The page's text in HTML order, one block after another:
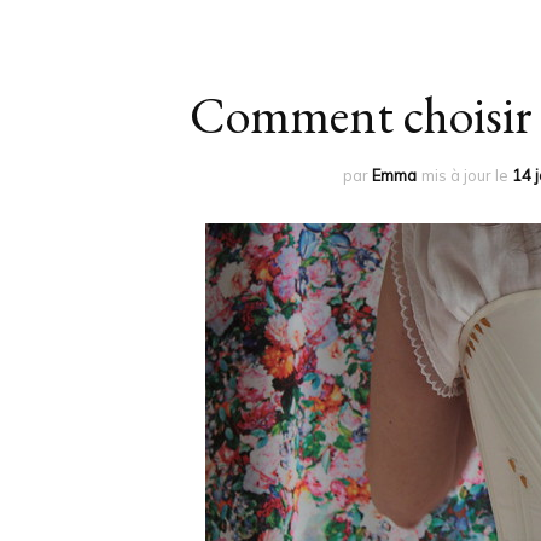
Comment choisir
par Emma mis à jour le 14